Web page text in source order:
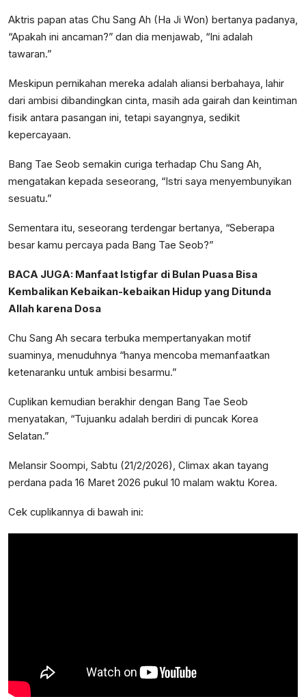
Aktris papan atas Chu Sang Ah (Ha Ji Won) bertanya padanya,
“Apakah ini ancaman?” dan dia menjawab, “Ini adalah
tawaran.”
Meskipun pernikahan mereka adalah aliansi berbahaya, lahir
dari ambisi dibandingkan cinta, masih ada gairah dan keintiman
fisik antara pasangan ini, tetapi sayangnya, sedikit
kepercayaan.
Bang Tae Seob semakin curiga terhadap Chu Sang Ah,
mengatakan kepada seseorang, “Istri saya menyembunyikan
sesuatu.”
Sementara itu, seseorang terdengar bertanya, “Seberapa
besar kamu percaya pada Bang Tae Seob?”
BACA JUGA: Manfaat Istigfar di Bulan Puasa Bisa
Kembalikan Kebaikan-kebaikan Hidup yang Ditunda
Allah karena Dosa
Chu Sang Ah secara terbuka mempertanyakan motif
suaminya, menuduhnya “hanya mencoba memanfaatkan
ketenaranku untuk ambisi besarmu.”
Cuplikan kemudian berakhir dengan Bang Tae Seob
menyatakan, “Tujuanku adalah berdiri di puncak Korea
Selatan.”
Melansir Soompi, Sabtu (21/2/2026), Climax akan tayang
perdana pada 16 Maret 2026 pukul 10 malam waktu Korea.
Cek cuplikannya di bawah ini: